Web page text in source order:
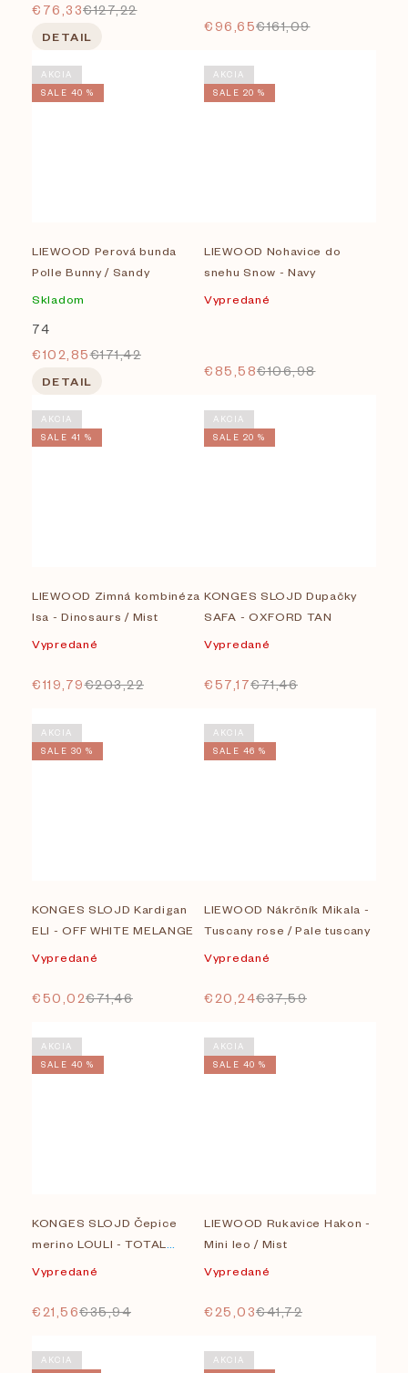
€76,33€127,22
DETAIL
€96,65€161,09
AKCIA
SALE 40 %
LIEWOOD Perová bunda
Polle Bunny / Sandy
Skladom
74
€102,85€171,42
DETAIL
AKCIA
SALE 20 %
LIEWOOD Nohavice do
snehu Snow - Navy
Vypredané
€85,58€106,98
AKCIA
SALE 41 %
LIEWOOD Zimná kombinéza
Isa - Dinosaurs / Mist
Vypredané
€119,79€203,22
AKCIA
SALE 20 %
KONGES SLOJD Dupačky
SAFA - OXFORD TAN
Vypredané
€57,17€71,46
AKCIA
SALE 30 %
KONGES SLOJD Kardigan
ELI - OFF WHITE MELANGE
Vypredané
€50,02€71,46
AKCIA
SALE 46 %
LIEWOOD Nákrčník Mikala -
Tuscany rose / Pale tuscany
Vypredané
€20,24€37,59
AKCIA
SALE 40 %
KONGES SLOJD Čepice
merino LOULI - TOTAL
Vypredané
€21,56€35,94
AKCIA
SALE 40 %
LIEWOOD Rukavice Hakon -
Mini leo / Mist
Vypredané
€25,03€41,72
AKCIA
AKCIA